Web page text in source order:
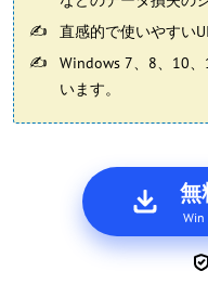
直感的で使いやすい
Windows 7、8、10
います。
無